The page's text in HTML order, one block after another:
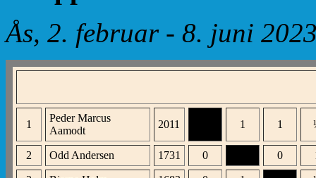
Ås, 2. februar - 8. juni
1
Peder Marcus
Aamodt
2011 1 1
2 Odd Andersen 1731 0 0